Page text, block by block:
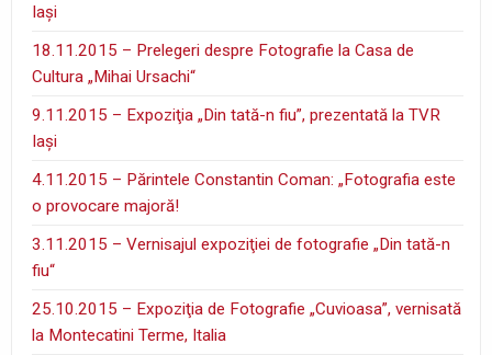
Iaşi
18.11.2015 – Prelegeri despre Fotografie la Casa de
Cultura „Mihai Ursachi“
9.11.2015 – Expoziţia „Din tată-n fiu”, prezentată la TVR
Iaşi
4.11.2015 – Părintele Constantin Coman: „Fotografia este
o provocare majoră!
3.11.2015 – Vernisajul expoziţiei de fotografie „Din tată-n
fiu“
25.10.2015 – Expoziţia de Fotografie „Cuvioasa”, vernisată
la Montecatini Terme, Italia